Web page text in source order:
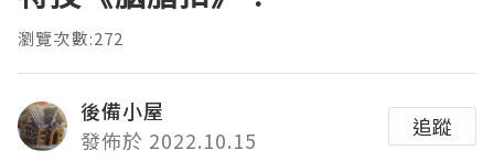
瀏覽次數:272
後備小屋
發佈於 2022.10.15
追蹤